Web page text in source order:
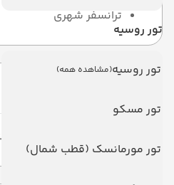
تور روسیه
تور روسیه(مشاهده همه)
تور مسکو
تور مورمانسک (قطب شمال)
ترانسفر شهری